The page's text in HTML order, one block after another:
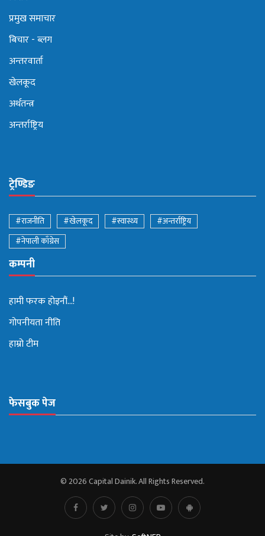
प्रमुख समाचार
बिचार - ब्लग
अन्तरवार्ता
खेलकूद
अर्थतन्त्र
अन्तर्राष्ट्रिय
ट्रेण्डिङ
#राजनीति #खेलकूद #स्वास्थ्य
#अन्तर्राष्ट्रिय
#नेपाली काँग्रेस
कम्पनी
हामी फरक होइनौं...!
गोपनीयता नीति
हाम्रो टीम
फेसबुक पेज
© 2026 Capital Dainik. All Rights Reserved.